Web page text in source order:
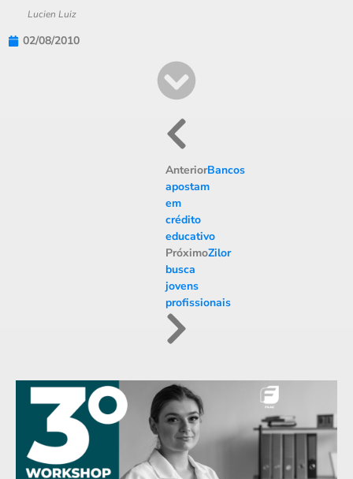
Lucien Luiz
02/08/2010
AnteriorBancos
apostam
em
crédito
educativo
PróximoZilor
busca
jovens
profissionais